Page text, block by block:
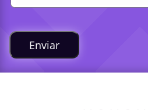
Enviar